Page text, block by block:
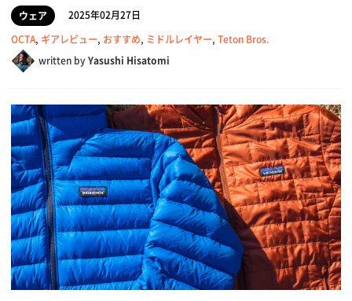
ウェア
2025年02月27日
OCTA, ギアレビュー, おすすめ, ミドルレイヤー, Teton Bros.
written byYasushi Hisatomi